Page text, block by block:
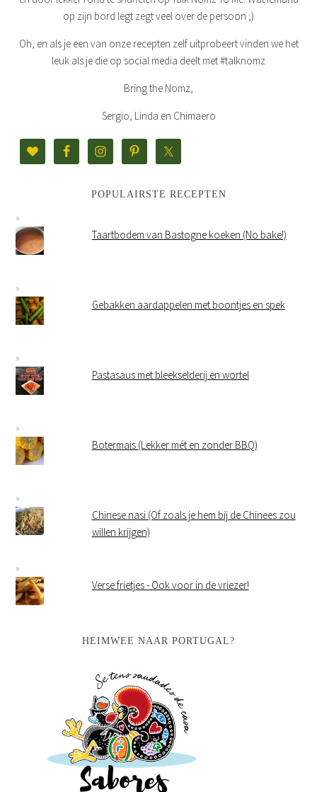
op zijn bord legt zegt veel over de persoon ;)
Oh, en als je een van onze recepten zelf uitprobeert vinden we het
leuk als je die op social media deelt met #talknomz
Bring the Nomz,
Sergio, Linda en Chimaero
POPULAIRSTE RECEPTEN
Taartbodem van Bastogne koeken (No bake!)
Gebakken aardappelen met boontjes en spek
Pastasaus met bleekselderij en wortel
Botermais (Lekker mét en zonder BBQ)
Chinese nasi (Of zoals je hem bij de Chinees zou
willen krijgen)
Verse frietjes - Ook voor in de vriezer!
HEIMWEE NAAR PORTUGAL?